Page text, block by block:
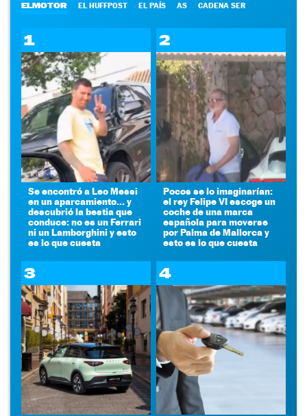
ELMOTOR EL HUFFPOST EL PAÍS AS CADENA SER
1
Se encontró a Leo Messi
en un aparcamiento... y
descubrió la bestia que
conduce: no es un Ferrari
ni un Lamborghini y esto
es lo que cuesta
2
Pocos se lo imaginarían:
el rey Felipe VI escoge un
coche de una marca
española para moverse
por Palma de Mallorca y
esto es lo que cuesta
3 4